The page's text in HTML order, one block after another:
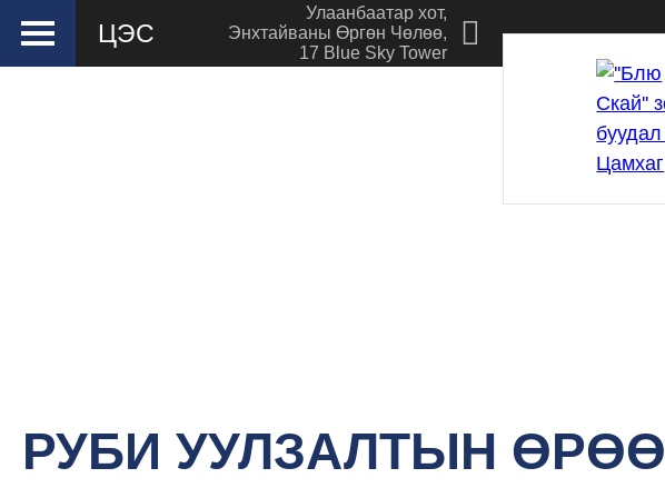
ЦЭС
Улаанбаатар хот,
Энхтайваны Өргөн Чөлөө,
17 Blue Sky Tower
РУБИ УУЛЗАЛТЫН ӨРӨӨ